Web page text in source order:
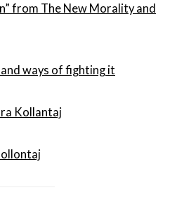
from The New Morality and
ways of fighting it
Kollantaj